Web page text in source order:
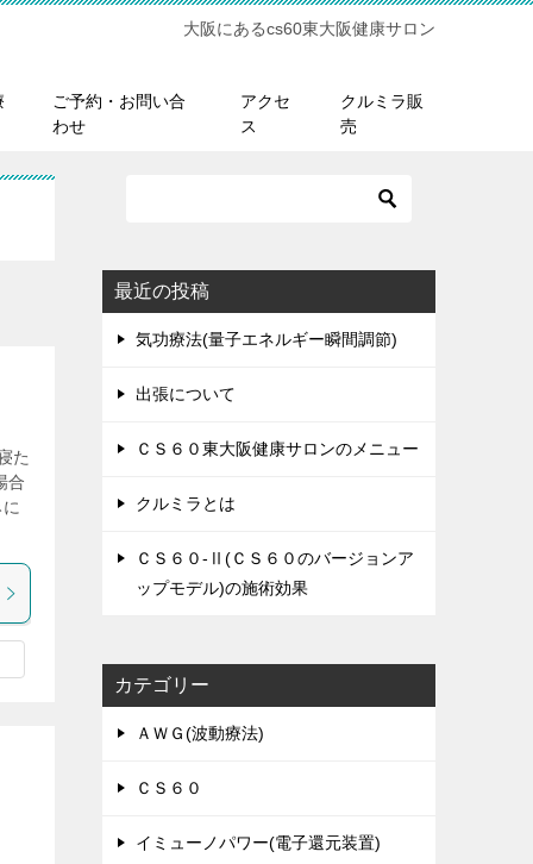
大阪にあるcs60東大阪健康サロン
ご予約・お問い合
わせ
アクセ
ス
クルミラ販
売
た
合
最近の投稿
気功療法(量子エネルギー瞬間調節)
出張について
ＣＳ６０東大阪健康サロンのメニュー
クルミラとは
ＣＳ６０-Ⅱ(ＣＳ６０のバージョンア
ップモデル)の施術効果
カテゴリー
ＡＷＧ(波動療法)
ＣＳ６０
イミューノパワー(電子還元装置)